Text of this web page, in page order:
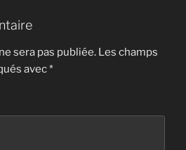
sera pas publiée. Les champs
avec*